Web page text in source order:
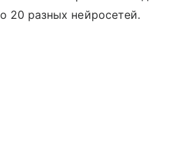
20 разных нейросетей.